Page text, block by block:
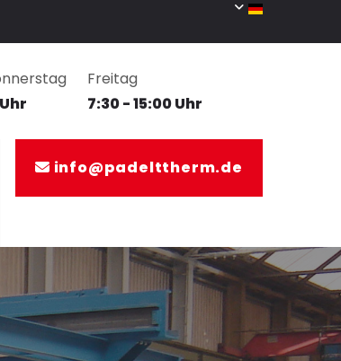
Freitag
7:30 - 15:00 Uhr
 info@padelttherm.de